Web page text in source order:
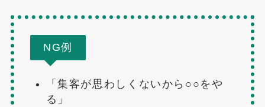
NG例
「集客が思わしくないから○○をや
る」